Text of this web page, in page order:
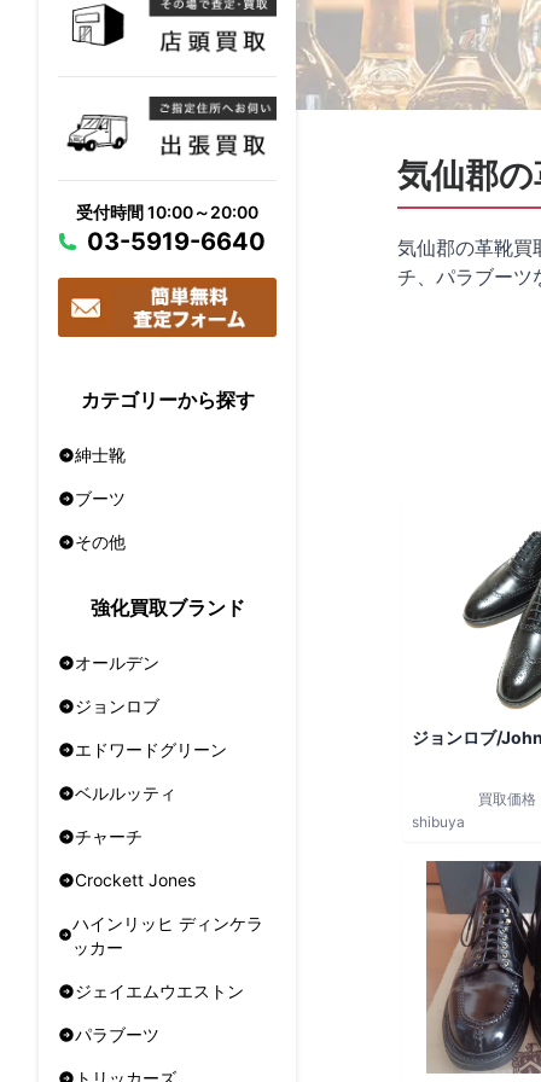
受付時間 10:00～20:00
03-5919-6640
カテゴリーから探す
紳士靴
ブーツ
その他
強化買取ブランド
オールデン
ジョンロブ
エドワードグリーン
ベルルッティ
チャーチ
Crockett Jones
ハインリッヒ ディンケラ
ッカー
ジェイエムウエストン
パラブーツ
気仙郡
気仙郡の革靴買
チ、パラブーツ
ジョンロブ/
買取価格
shibuya